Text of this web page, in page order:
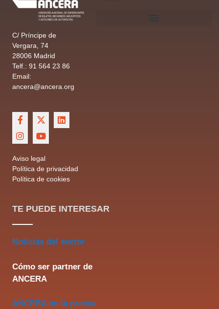
C/ Príncipe de
Vergara, 74
28006 Madrid
Telf.: 91 564 23 86
Email:
ancera@ancera.org
Aviso legal
Política de privacidad
Política de cookies
TE PUEDE INTERESAR
Noticias del sector
Cómo ser partner de
ANCERA
ANCERA en la prensa